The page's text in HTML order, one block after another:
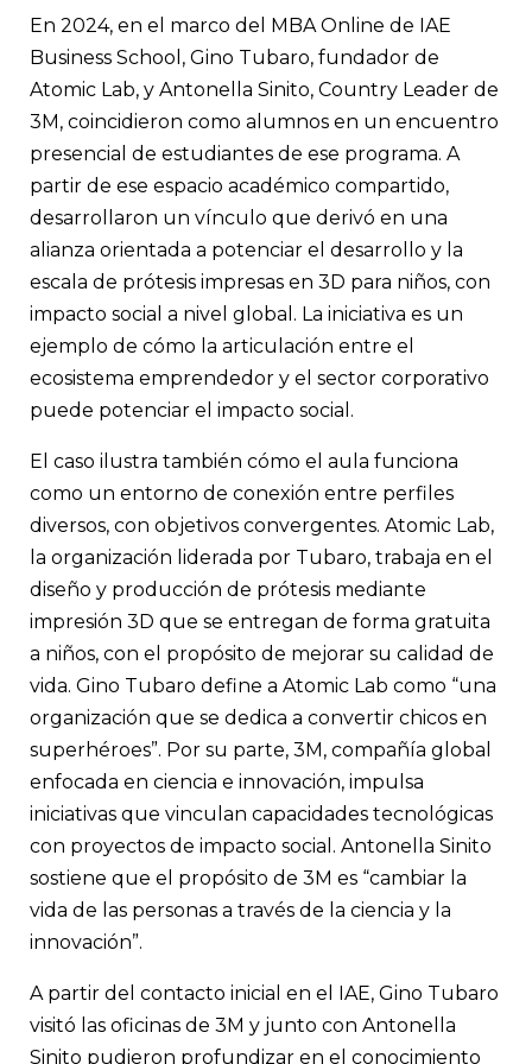
Gino Tubaro, fundador de Atomic Lab, y Antonella Sinito,
de 3M, alumnos del MBA Online, se conocieron en un
campus del IAE, que derivó en una alianza entre Atomic Lab
impacto social, orientada a mejorar la calidad de vida de
mundo.
En 2024, en el marco del MBA Online de IAE
Business School, Gino Tubaro, fundador de
Atomic Lab, y Antonella Sinito, Country Leader de
3M, coincidieron como alumnos en un encuentro
presencial de estudiantes de ese programa. A
partir de ese espacio académico compartido,
desarrollaron un vínculo que derivó en una
alianza orientada a potenciar el desarrollo y la
escala de prótesis impresas en 3D para niños, con
impacto social a nivel global. La iniciativa es un
ejemplo de cómo la articulación entre el
ecosistema emprendedor y el sector corporativo
puede potenciar el impacto social.
El caso ilustra también cómo el aula funciona
como un entorno de conexión entre perfiles
diversos, con objetivos convergentes. Atomic Lab,
la organización liderada por Tubaro, trabaja en el
diseño y producción de prótesis mediante
impresión 3D que se entregan de forma gratuita
a niños, con el propósito de mejorar su calidad de
vida. Gino Tubaro define a Atomic Lab como “una
organización que se dedica a convertir chicos en
superhéroes”. Por su parte, 3M, compañía global
enfocada en ciencia e innovación, impulsa
iniciativas que vinculan capacidades tecnológicas
con proyectos de impacto social. Antonella Sinito
sostiene que el propósito de 3M es “cambiar la
vida de las personas a través de la ciencia y la
innovación”.
A partir del contacto inicial en el IAE, Gino Tubaro
visitó las oficinas de 3M y junto con Antonella
Sinito pudieron profundizar en el conocimiento